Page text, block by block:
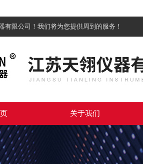
有限公司！我们将为您提供周到的服务！
关于我们